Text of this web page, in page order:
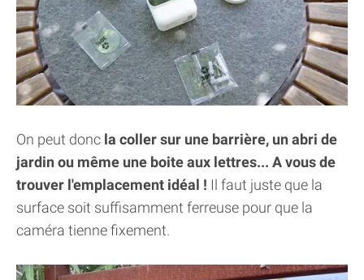
On peut donc la coller sur une barrière, un abri de
jardin ou même une boite aux lettres... A vous de
trouver l'emplacement idéal ! Il faut juste que la
surface soit suffisamment ferreuse pour que la
caméra tienne fixement.